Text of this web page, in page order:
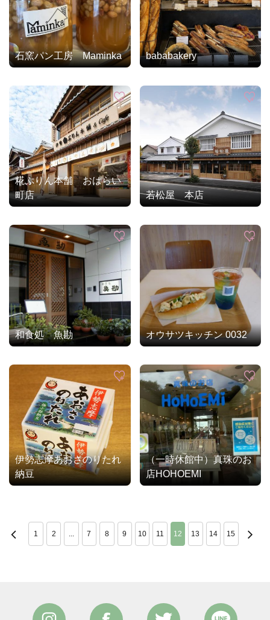
石窯パン工房 Maminka bababakery
糀ぷりん本舗 おはらい
町店
若松屋 本店
和食処 魚勘 オウサツキッチン 0032
伊勢志摩あおさのりたれ
納豆
（一時休館中）真珠のお
店HOHOEMI
1 2 ... 7 8 9 10 11 12 13 14 15